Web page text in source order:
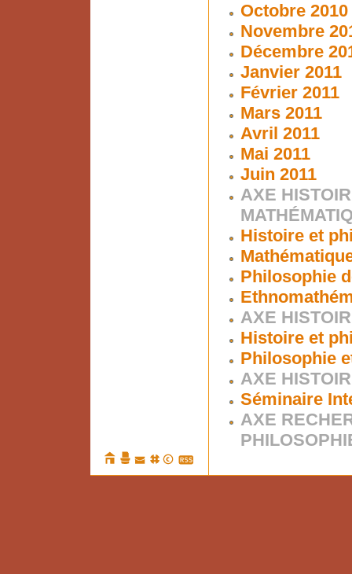
Octobre 2010
Novembre
Décembre
Janvier 2011
Février 2011
Mars 2011
Avril 2011
Mai 2011
Juin 2011
AXE
Histoire et
Philosophie
AXE
Histoire et
Philosophie
AXE
Séminaire
AXE